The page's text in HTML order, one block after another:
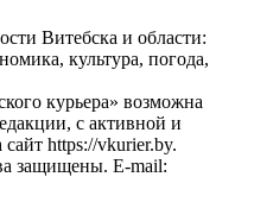
Витебска и области:
культура, погода,
курьера» возможна
с активной и
https://vkurier.by.
защищены. E-mail: